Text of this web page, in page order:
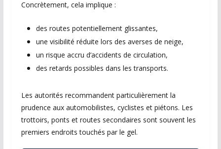
Concrètement, cela implique :
des routes potentiellement glissantes,
une visibilité réduite lors des averses de neige,
un risque accru d’accidents de circulation,
des retards possibles dans les transports.
Les autorités recommandent particulièrement la
prudence aux automobilistes, cyclistes et piétons. Les
trottoirs, ponts et routes secondaires sont souvent les
premiers endroits touchés par le gel.